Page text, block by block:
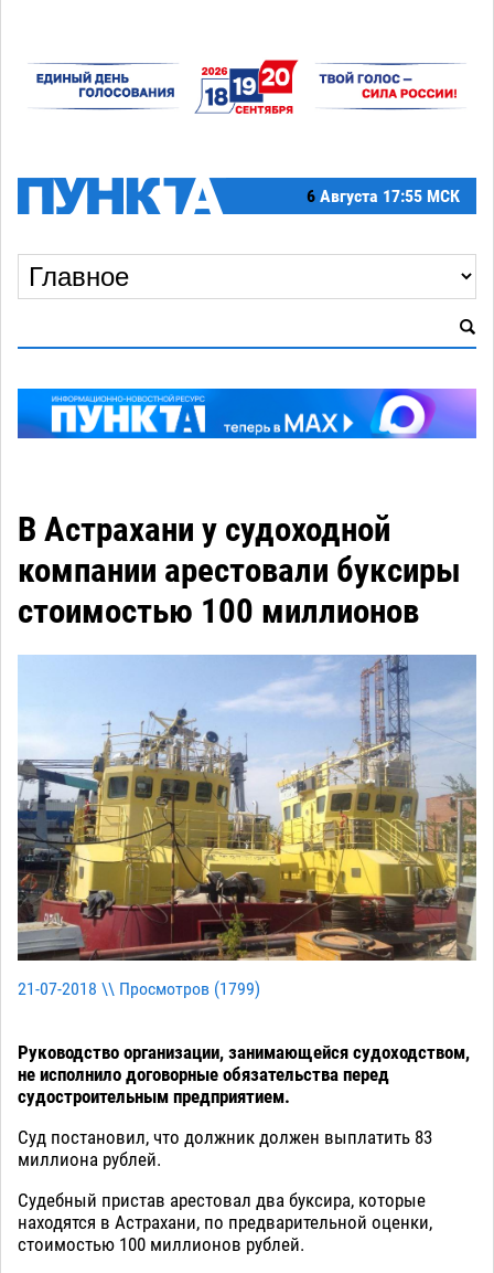
6 Августа 17:55 МСК
В Астрахани у судоходной
компании арестовали буксиры
стоимостью 100 миллионов
21-07-2018 \\ Просмотров (1799)
Руководство организации, занимающейся судоходством,
не исполнило договорные обязательства перед
судостроительным предприятием.
Суд постановил, что должник должен выплатить 83
миллиона рублей.
Судебный пристав арестовал два буксира, которые
находятся в Астрахани, по предварительной оценки,
стоимостью 100 миллионов рублей.